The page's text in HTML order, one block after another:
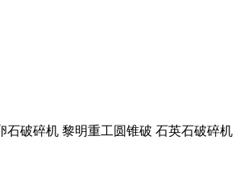
石破碎机 黎明重工圆锥破 石英石破碎机